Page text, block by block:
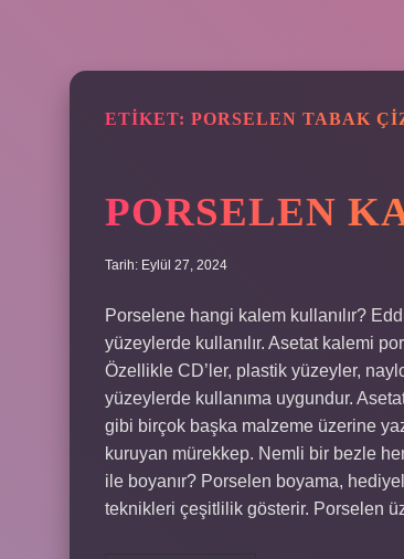
ETIKET: PORSELEN TABAK
PORSELEN
Tarih: Eylül 27, 2024
Porselene hangi kalem kullanılır?
yüzeylerde kullanılır. Asetat kalemi
Özellikle CD’ler, plastik yüzeyler,
yüzeylerde kullanıma uygundur.
gibi birçok başka malzeme üzerine
kuruyan mürekkep. Nemli bir bezle
ile boyanır? Porselen boyama,
teknikleri çeşitlilik gösterir. Porselen